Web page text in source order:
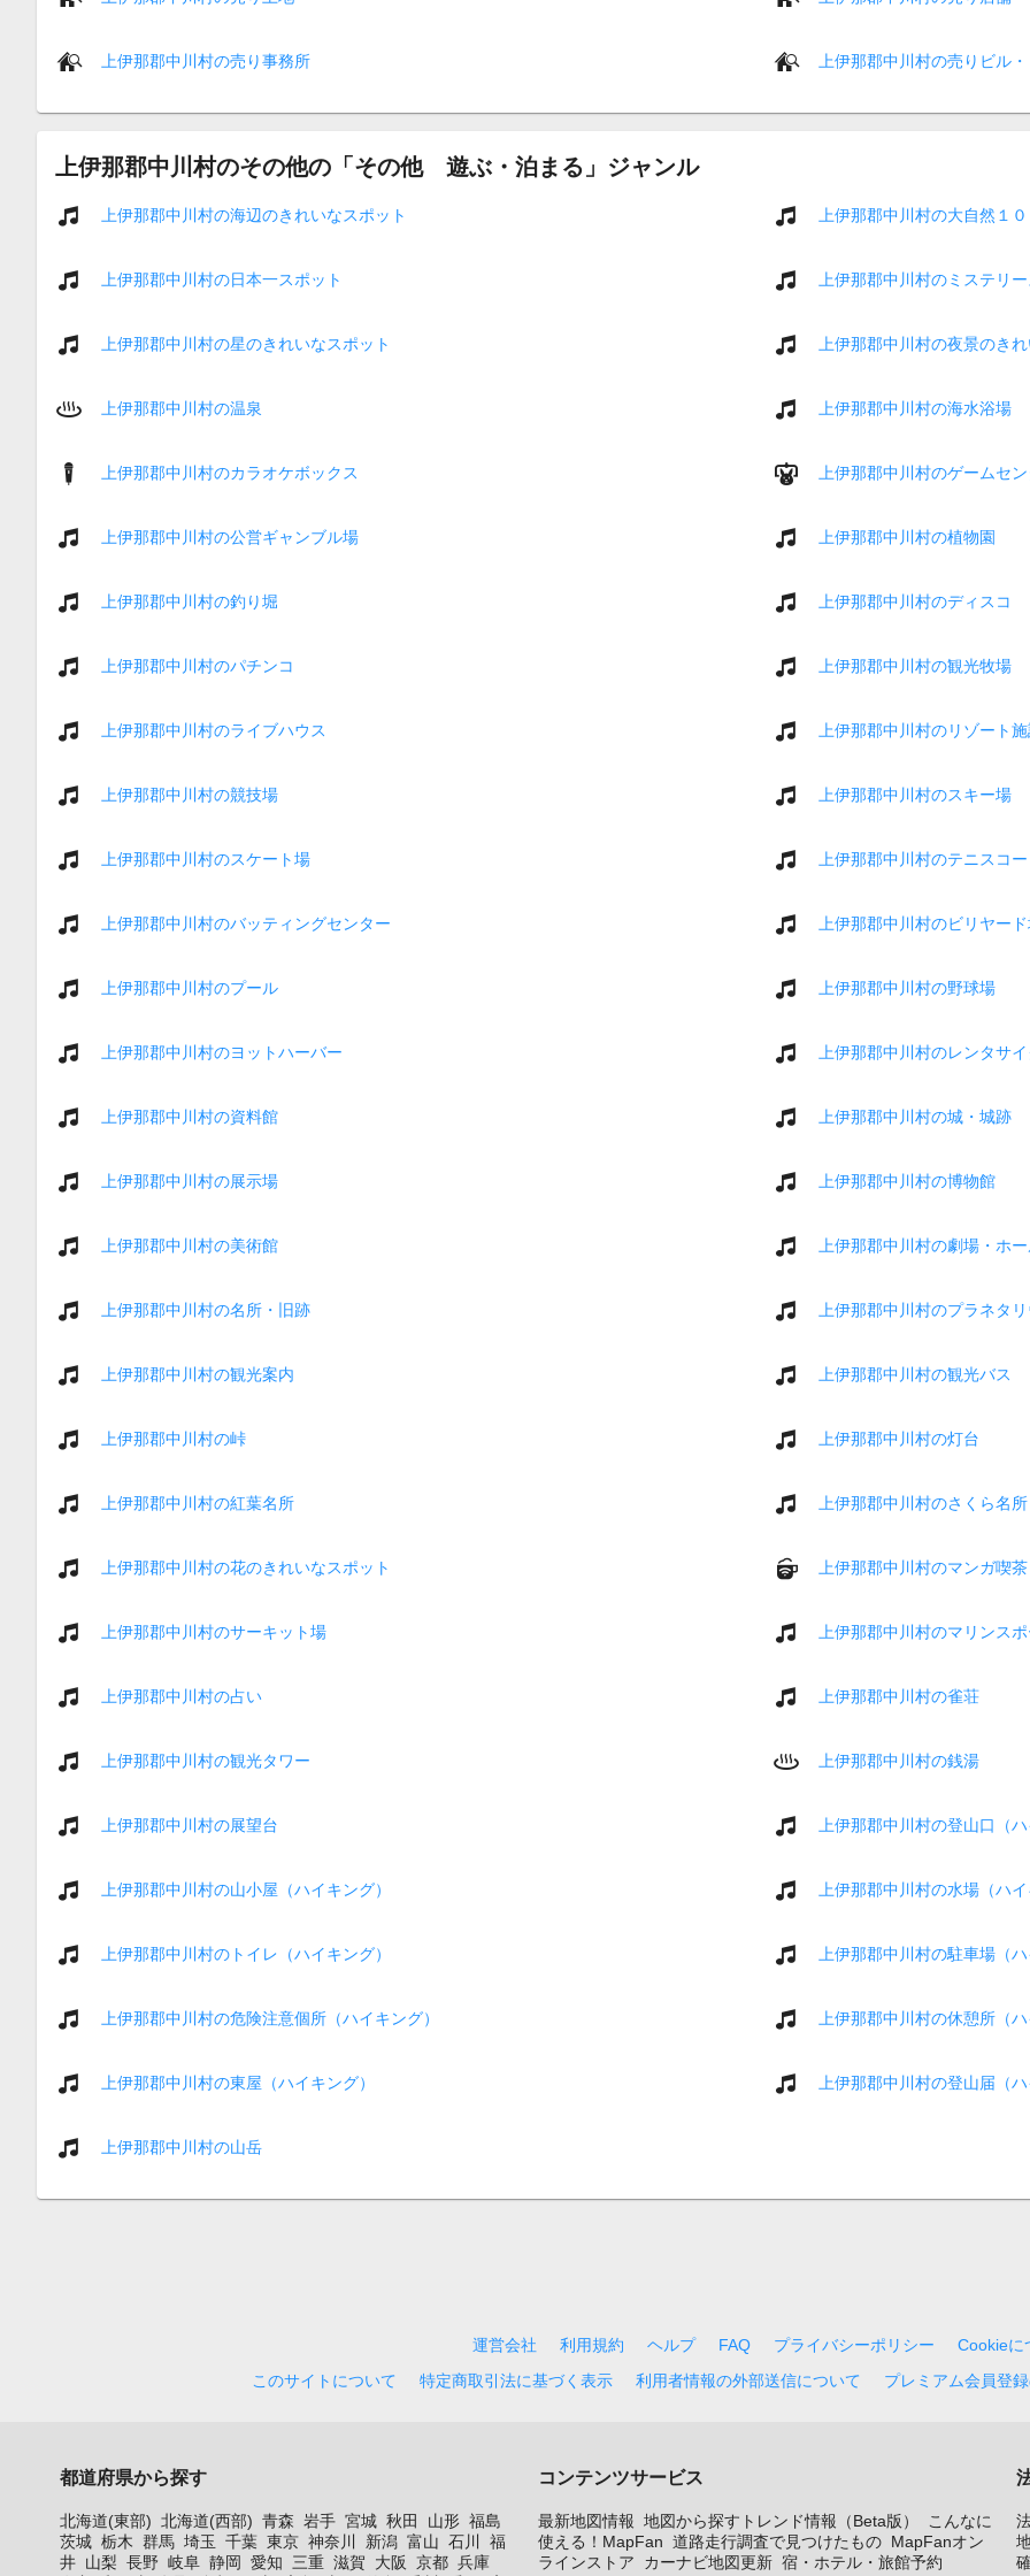
上伊那郡中川村の売り事務所 上伊那郡中川村の売りビル
上伊那郡中川村のその他の「その他 遊ぶ・泊まる」ジャンル
上伊那郡中川村の海辺のきれいなスポット 上伊那郡中川村の大自然１
上伊那郡中川村の日本一スポット 上伊那郡中川村のミステリ
上伊那郡中川村の星のきれいなスポット 上伊那郡中川村の夜景のき
上伊那郡中川村の温泉 上伊那郡中川村の海水浴場
上伊那郡中川村のカラオケボックス 上伊那郡中川村のゲームセ
上伊那郡中川村の公営ギャンブル場 上伊那郡中川村の植物園
上伊那郡中川村の釣り堀 上伊那郡中川村のディスコ
上伊那郡中川村のパチンコ 上伊那郡中川村の観光牧場
上伊那郡中川村のライブハウス 上伊那郡中川村のリゾート
上伊那郡中川村の競技場 上伊那郡中川村のスキー場
上伊那郡中川村のスケート場 上伊那郡中川村のテニスコー
上伊那郡中川村のバッティングセンター 上伊那郡中川村のビリヤー
上伊那郡中川村のプール 上伊那郡中川村の野球場
上伊那郡中川村のヨットハーバー 上伊那郡中川村のレンタサ
上伊那郡中川村の資料館 上伊那郡中川村の城・城跡
上伊那郡中川村の展示場 上伊那郡中川村の博物館
上伊那郡中川村の美術館 上伊那郡中川村の劇場・ホ
上伊那郡中川村の名所・旧跡 上伊那郡中川村のプラネタ
上伊那郡中川村の観光案内 上伊那郡中川村の観光バス
上伊那郡中川村の峠 上伊那郡中川村の灯台
上伊那郡中川村の紅葉名所 上伊那郡中川村のさくら名所
上伊那郡中川村の花のきれいなスポット 上伊那郡中川村のマンガ喫
上伊那郡中川村のサーキット場 上伊那郡中川村のマリンス
上伊那郡中川村の占い 上伊那郡中川村の雀荘
上伊那郡中川村の観光タワー 上伊那郡中川村の銭湯
上伊那郡中川村の展望台 上伊那郡中川村の登山口（ハ
上伊那郡中川村の山小屋（ハイキング） 上伊那郡中川村の水場（ハイ
上伊那郡中川村のトイレ（ハイキング） 上伊那郡中川村の駐車場（ハ
上伊那郡中川村の危険注意個所（ハイキング） 上伊那郡中川村の休憩所（ハ
上伊那郡中川村の東屋（ハイキング） 上伊那郡中川村の登山届（ハ
上伊那郡中川村の山岳
運営会社 利用規約 ヘルプ FAQ プライバシーポリシー
Cookieに
このサイトについて
特定商取引法に基づく表示 利用者情報の外部送信について プレミアム会員登
都道府県から探す
北海道(東部) 北海道(西部) 青森 岩手 宮城 秋田 山形 福島
茨城 栃木 群馬 埼玉 千葉 東京 神奈川 新潟 富山 石川
福
井 山梨 長野 岐阜 静岡 愛知 三重 滋賀 大阪 京都 兵庫
コンテンツサービス
最新地図情報 地図から探すトレンド情報（Beta版）
こんなに
使える！MapFan 道路走行調査で見つけたもの MapFanオン
ラインストア
カーナビ地図更新 宿・ホテル・旅館予約